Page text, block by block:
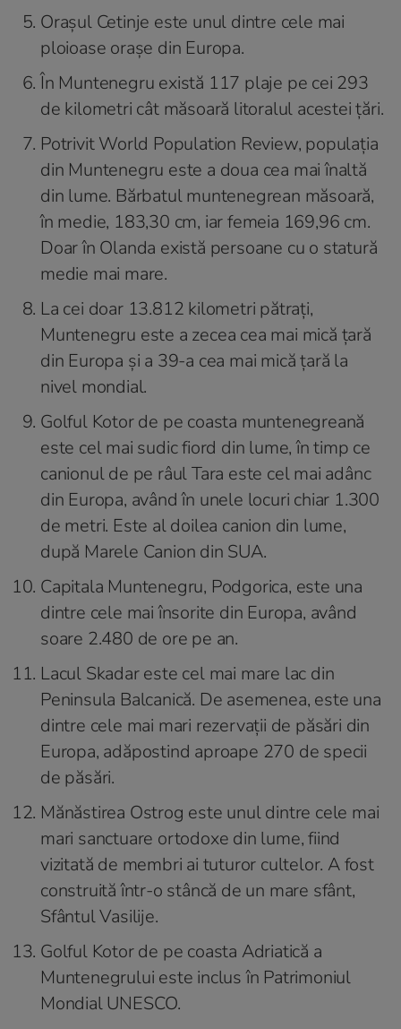
Orașul Cetinje este unul dintre cele mai
ploioase orașe din Europa.
În Muntenegru există 117 plaje pe cei 293
de kilometri cât măsoară litoralul acestei țări.
Potrivit World Population Review, populația
din Muntenegru este a doua cea mai înaltă
din lume. Bărbatul muntenegrean măsoară,
în medie, 183,30 cm, iar femeia 169,96 cm.
Doar în Olanda există persoane cu o statură
medie mai mare.
La cei doar 13.812 kilometri pătrați,
Muntenegru este a zecea cea mai mică țară
din Europa și a 39-a cea mai mică țară la
nivel mondial.
Golful Kotor de pe coasta muntenegreană
este cel mai sudic fiord din lume, în timp ce
canionul de pe râul Tara este cel mai adânc
din Europa, având în unele locuri chiar 1.300
de metri. Este al doilea canion din lume,
după Marele Canion din SUA.
Capitala Muntenegru, Podgorica, este una
dintre cele mai însorite din Europa, având
soare 2.480 de ore pe an.
Lacul Skadar este cel mai mare lac din
Peninsula Balcanică. De asemenea, este una
dintre cele mai mari rezervații de păsări din
Europa, adăpostind aproape 270 de specii
de păsări.
Mănăstirea Ostrog este unul dintre cele mai
mari sanctuare ortodoxe din lume, fiind
vizitată de membri ai tuturor cultelor. A fost
construită într-o stâncă de un mare sfânt,
Sfântul Vasilije.
Golful Kotor de pe coasta Adriatică a
Muntenegrului este inclus în Patrimoniul
Mondial UNESCO.